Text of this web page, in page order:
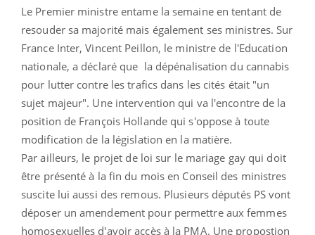
Le Premier ministre entame la semaine en tentant de
resouder sa majorité mais également ses ministres. Sur
France Inter, Vincent Peillon, le ministre de l'Education
nationale, a déclaré que la dépénalisation du cannabis
pour lutter contre les trafics dans les cités était "un
sujet majeur". Une intervention qui va l'encontre de la
position de François Hollande qui s'oppose à toute
modification de la législation en la matière.
Par ailleurs, le projet de loi sur le mariage gay qui doit
être présenté à la fin du mois en Conseil des ministres
suscite lui aussi des remous. Plusieurs députés PS vont
déposer un amendement pour permettre aux femmes
homosexuelles d'avoir accès à la PMA. Une propostion